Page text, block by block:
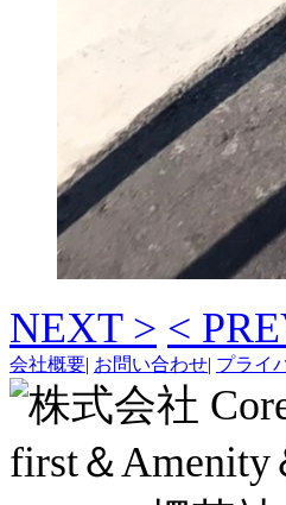
NEXT > <
会社概要| お問い合わせ| プライ